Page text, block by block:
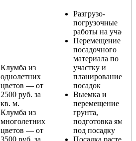
Клумба из
однолетних
цветов — от
2500 руб. за
кв. м.
Клумба из
многолетних
цветов — от
Разгрузо-
погрузочные
работы на участке
Перемещение
посадочного
материала по
участку и
планирование
посадок
Выемка и
перемещение
грунта,
подготовка ямы
под посадку